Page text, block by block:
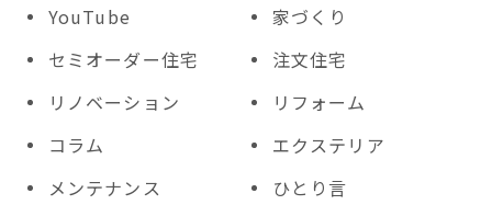
YouTube
家づくり
セミオーダー住宅
注文住宅
リノベーション
リフォーム
コラム
エクステリア
メンテナンス
ひとり言